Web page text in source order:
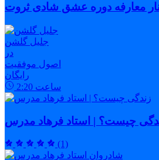
معارفه دوره عشق شادی ثروت
جلیل گلشن
در
اصول موفقیت
رایگان
2:20 ساعت
چیست؟ | استاد فرهاد مدرس
(1)